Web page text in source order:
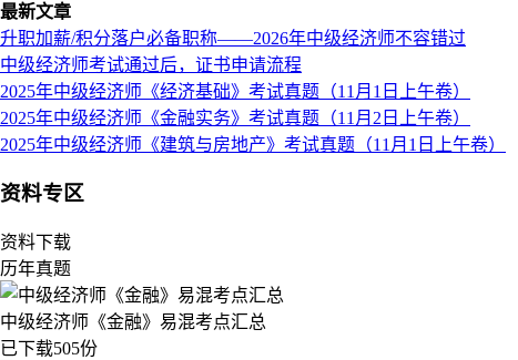
最新文章
升职加薪/积分落户必备职称——2026年中级经济师不容错过
中级经济师考试通过后，证书申请流程
2025年中级经济师《经济基础》考试真题（11月1日上午卷）
2025年中级经济师《金融实务》考试真题（11月2日上午卷）
2025年中级经济师《建筑与房地产》考试真题（11月1日上午卷）
资料专区
资料下载
历年真题
中级经济师《金融》易混考点汇总
已下载505份